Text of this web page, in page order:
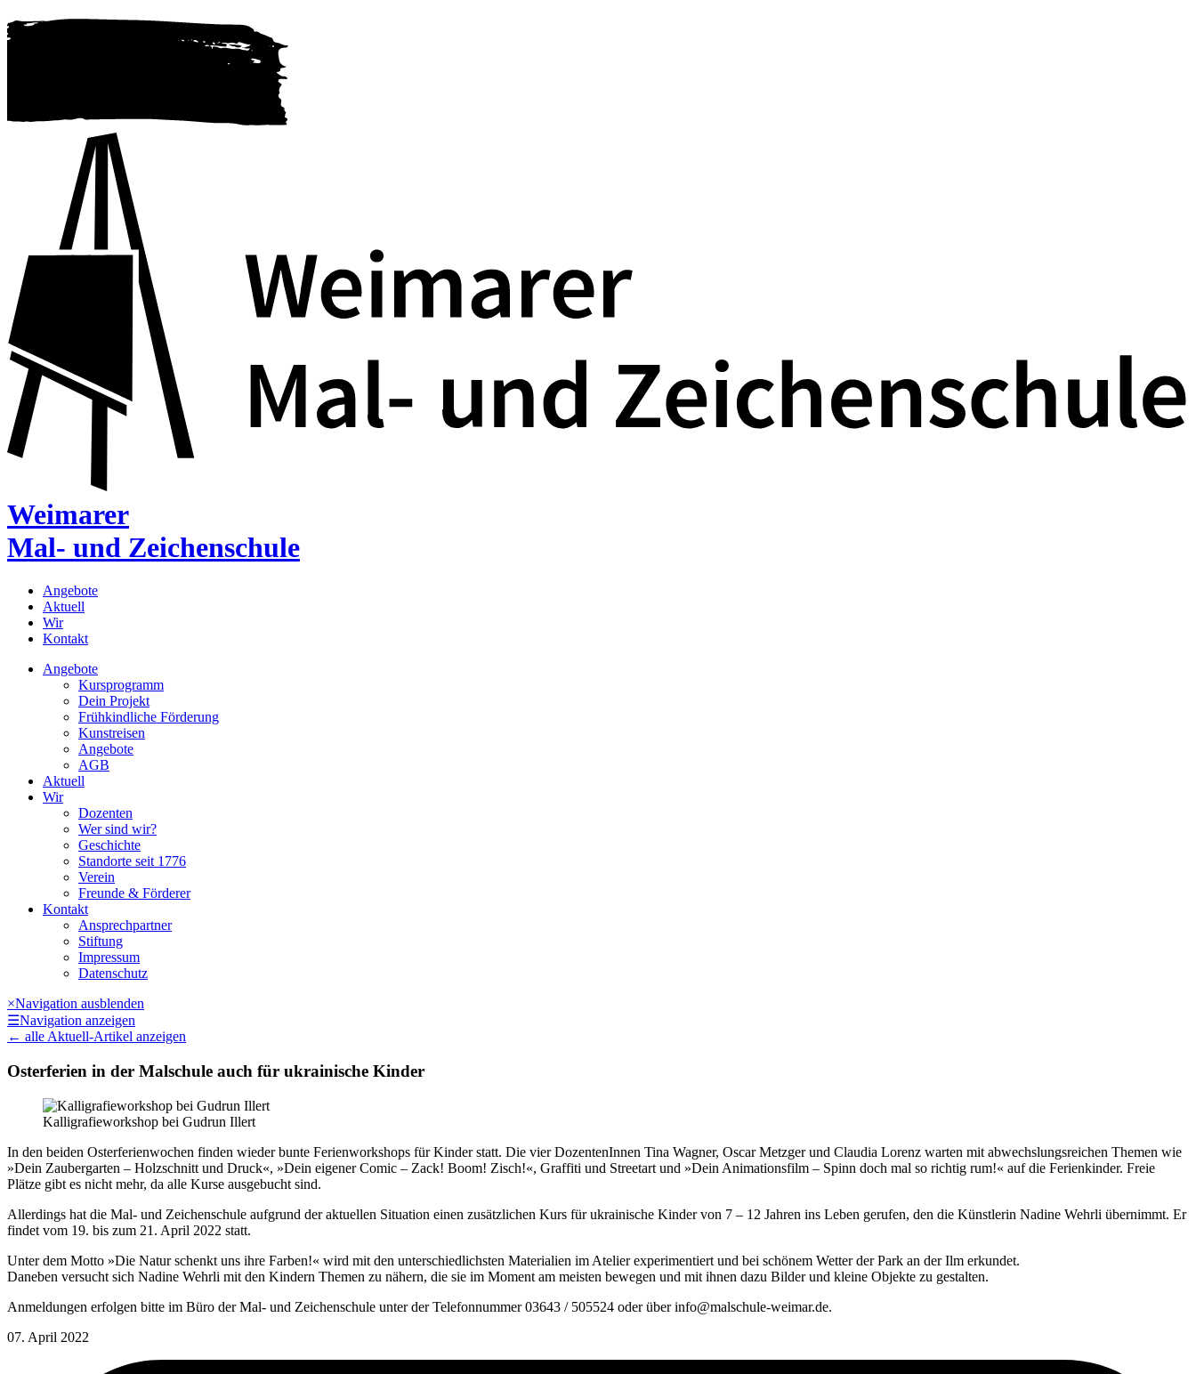
Weimarer
Mal- und Zeichenschule
Angebote
Aktuell
Wir
Kontakt
Angebote
Kursprogramm
Dein Projekt
Frühkindliche Förderung
Kunstreisen
Angebote
AGB
Aktuell
Wir
Dozenten
Wer sind wir?
Geschichte
Standorte seit 1776
Verein
Freunde & Förderer
Kontakt
Ansprechpartner
Stiftung
Impressum
Datenschutz
×Navigation ausblenden
☰Navigation anzeigen
← alle Aktuell-Artikel anzeigen
Osterferien in der Malschule auch für ukrainische Kinder
Kalligrafieworkshop bei Gudrun Illert
In den beiden Osterferienwochen finden wieder bunte Ferienworkshops für Kinder statt. Die vier DozentenInnen Tina Wagner, Oscar Metzger und Claudia Lorenz warten mit abwechslungsreichen Themen wie
»Dein Zaubergarten – Holzschnitt und Druck«, »Dein eigener Comic – Zack! Boom! Zisch!«, Graffiti und Streetart und »Dein Animationsfilm – Spinn doch mal so richtig rum!« auf die Ferienkinder. Freie
Plätze gibt es nicht mehr, da alle Kurse ausgebucht sind.
Allerdings hat die Mal- und Zeichenschule aufgrund der aktuellen Situation einen zusätzlichen Kurs für ukrainische Kinder von 7 – 12 Jahren ins Leben gerufen, den die Künstlerin Nadine Wehrli übernimmt. Er
findet vom 19. bis zum 21. April 2022 statt.
Unter dem Motto »Die Natur schenkt uns ihre Farben!« wird mit den unterschiedlichsten Materialien im Atelier experimentiert und bei schönem Wetter der Park an der Ilm erkundet.
Daneben versucht sich Nadine Wehrli mit den Kindern Themen zu nähern, die sie im Moment am meisten bewegen und mit ihnen dazu Bilder und kleine Objekte zu gestalten.
Anmeldungen erfolgen bitte im Büro der Mal- und Zeichenschule unter der Telefonnummer 03643 /​ 505524 oder über info@malschule-weimar.de.
07. April 2022